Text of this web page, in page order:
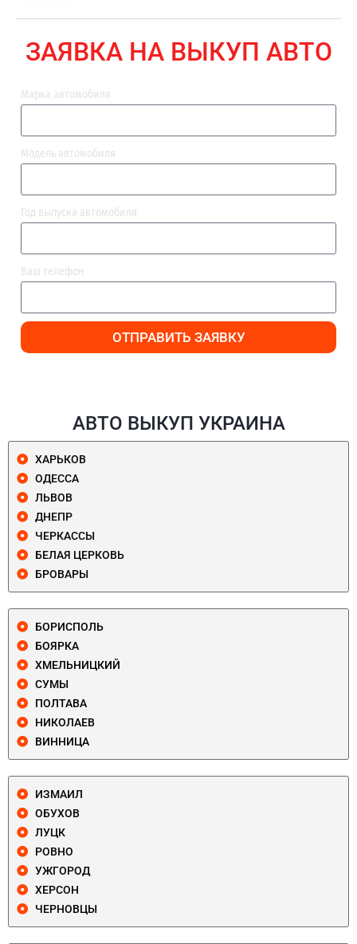
ЗАЯВКА НА ВЫКУП АВТО
Марка автомобиля
Модель автомобиля
Год выпуска автомобиля
Ваш телефон
ОТПРАВИТЬ ЗАЯВКУ
АВТО ВЫКУП УКРАИНА
ХАРЬКОВ
ОДЕССА
ЛЬВОВ
ДНЕПР
ЧЕРКАССЫ
БЕЛАЯ ЦЕРКОВЬ
БРОВАРЫ
БОРИСПОЛЬ
БОЯРКА
ХМЕЛЬНИЦКИЙ
СУМЫ
ПОЛТАВА
НИКОЛАЕВ
ВИННИЦА
ИЗМАИЛ
ОБУХОВ
ЛУЦК
РОВНО
УЖГОРОД
ХЕРСОН
ЧЕРНОВЦЫ